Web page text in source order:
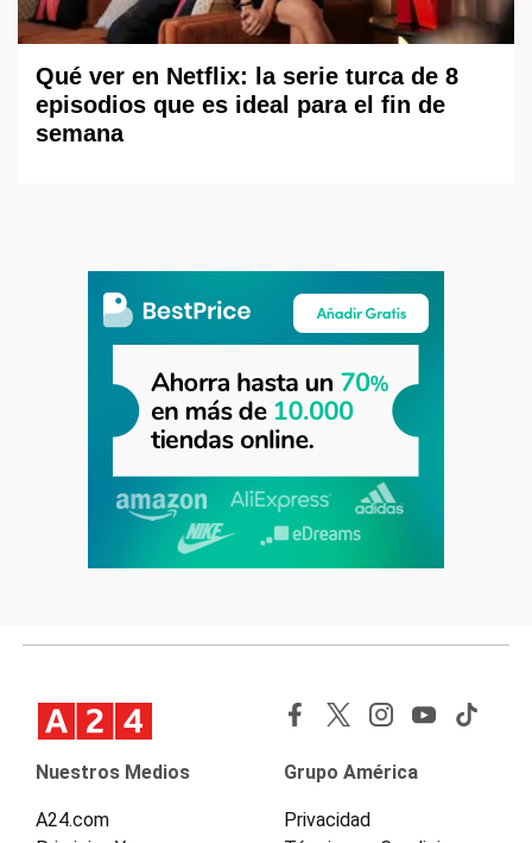
Qué ver en Netflix: la serie turca de 8
episodios que es ideal para el fin de
semana
Nuestros Medios
A24.com
Grupo América
Privacidad